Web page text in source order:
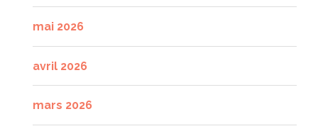
mai 2026
avril 2026
mars 2026